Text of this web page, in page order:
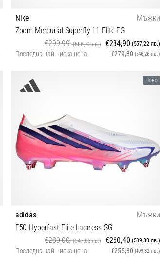
Nike
Мъжки
Zoom Mercurial Superfly 11 Elite FG
€299,99(586,73 лв.) €284,90 (557,22 лв.)
Последна най-ниска цена €279,30 (546,26 лв.)
Ново
adidas
Мъжки
F50 Hyperfast Elite Laceless SG
€280,00(547,63 лв.) €260,40 (509,30 лв.)
Последна най-ниска цена €255,30 (499,32 лв.)